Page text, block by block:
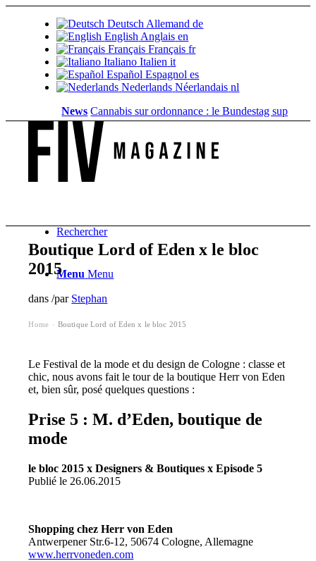
Deutsch Allemand de
English Anglais en
Français Français fr
Italiano Italien it
Español Espagnol es
Nederlands Néerlandais nl
News Cannabis sur ordonnance : le Bundestag supprime...
Rechercher
Menu Menu
Boutique Lord of Eden x le bloc
2015
dans/par Stephan
Home Boutique Lord of Eden x le bloc 2015
Le Festival de la mode et du design de Cologne : classe et
chic, nous avons fait le tour de la boutique Herr von Eden
et, bien sûr, posé quelques questions :
Prise 5 : M. d’Eden, boutique de
mode
le bloc 2015 x Designers & Boutiques x Episode 5
Publié le 26.06.2015
Shopping chez Herr von Eden
Antwerpener Str.6-12, 50674 Cologne, Allemagne
www.herrvoneden.com